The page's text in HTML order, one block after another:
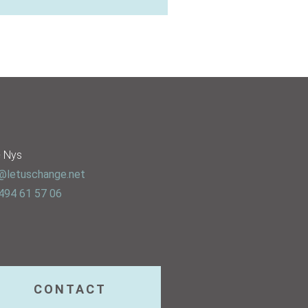
Nys
61 57 06
CONTACT